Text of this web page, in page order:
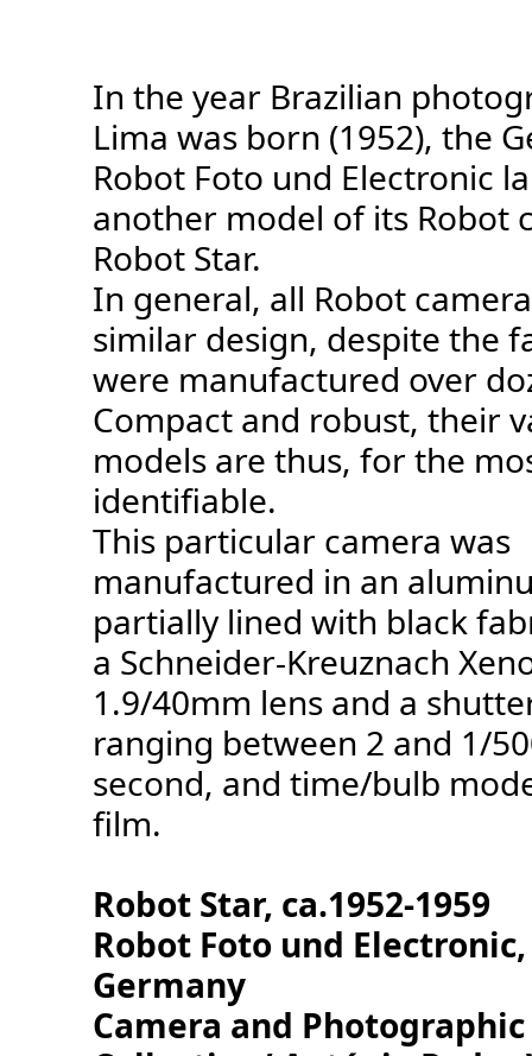
In the year Brazilian
Lima was born (1952), the
Robot Foto und Electronic
another model of its Robot
Robot Star.
In general, all Robot
similar design, despite the
were manufactured over
Compact and robust, their
models are thus, for the
identifiable.
This particular camera was
manufactured in an
partially lined with black
a Schneider-Kreuznach
1.9/40mm lens and a
ranging between 2 and 1/
second, and time/bulb
film.
Robot Star, ca.1952-1959
Robot Foto und
Germany
Camera and